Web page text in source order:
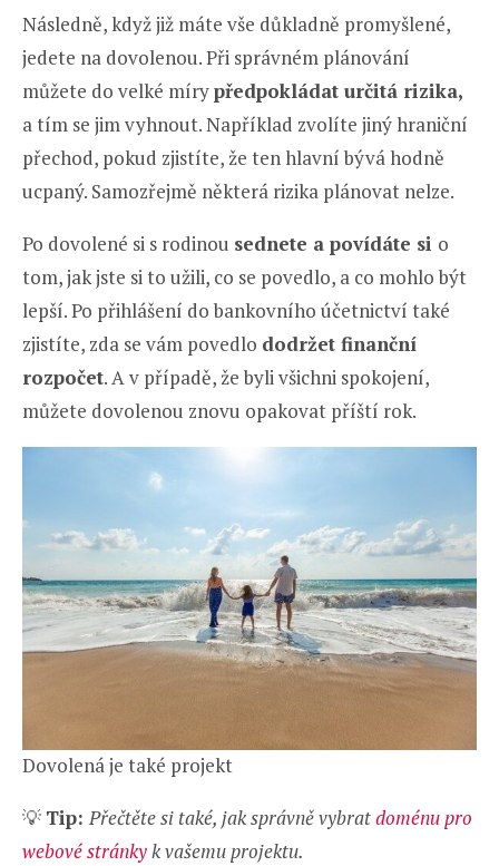
Následně, když již máte vše důkladně promyšlené,
jedete na dovolenou. Při správném plánování
můžete do velké mírypředpokládat určitá rizika,
a tím se jim vyhnout. Například zvolíte jiný hraniční
přechod, pokud zjistíte, že ten hlavní bývá hodně
ucpaný. Samozřejmě některá rizika plánovat nelze.
Po dovolené si s rodinou sednete a povídáte si o
tom, jak jste si to užili, co se povedlo, a co mohlo být
lepší. Po přihlášení do bankovního účetnictví také
zjistíte, zda se vám povedlo dodržet finanční
rozpočet. A v případě, že byli všichni spokojení,
můžete dovolenou znovu opakovat příští rok.
Dovolená je také projekt
💡 Tip:Přečtěte si také, jak správně vybratdoménu pro
webové stránkyk vašemu projektu.